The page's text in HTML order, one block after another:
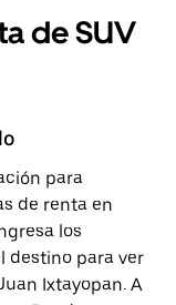
de SUV
para
de renta en
los
destino para ver
Ixtayopan. A